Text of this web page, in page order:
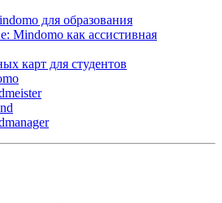
для образования
Mindomo как ассистивная
карт для студентов